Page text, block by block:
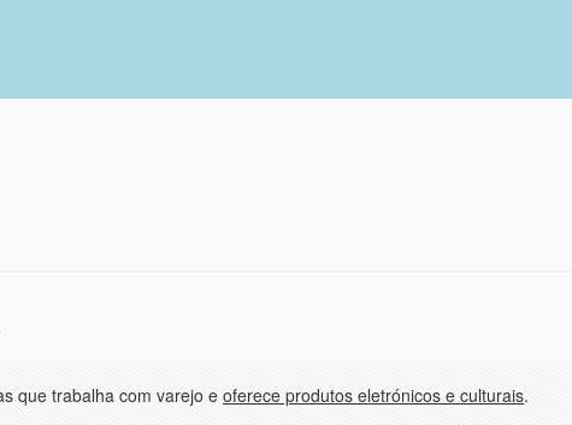
que trabalha com varejo e oferece produtos eletrónicos e culturais.